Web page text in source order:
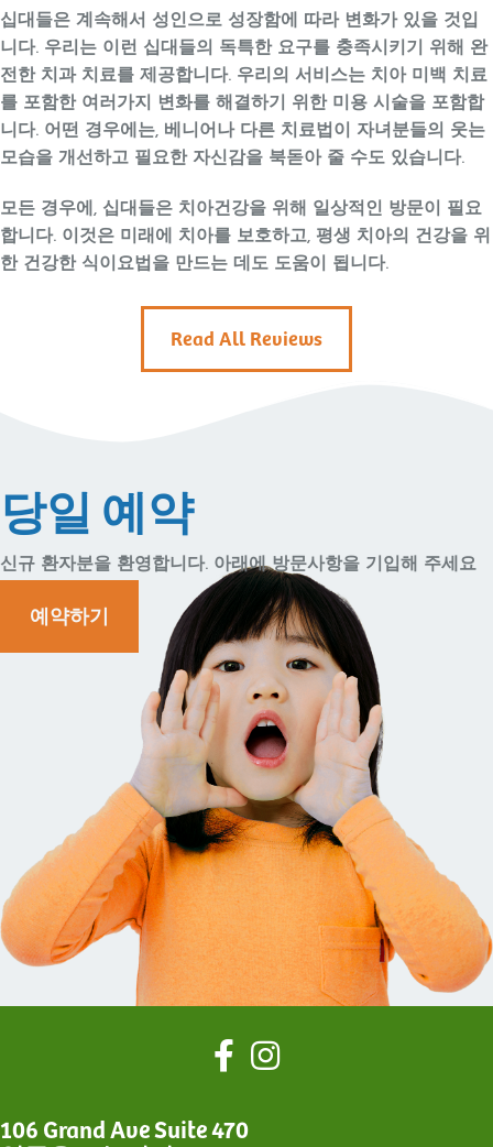
십대들은 계속해서 성인으로 성장함에 따라 변화가 있을 것입
니다. 우리는 이런 십대들의 독특한 요구를 충족시키기 위해 완
전한 치과 치료를 제공합니다. 우리의 서비스는 치아 미백 치료
를 포함한 여러가지 변화를 해결하기 위한 미용 시술을 포함합
니다. 어떤 경우에는, 베니어나 다른 치료법이 자녀분들의 웃는
모습을 개선하고 필요한 자신감을 북돋아 줄 수도 있습니다.
모든 경우에, 십대들은 치아건강을 위해 일상적인 방문이 필요
합니다. 이것은 미래에 치아를 보호하고, 평생 치아의 건강을 위
한 건강한 식이요법을 만드는 데도 도움이 됩니다.
Read All Reviews
당일 예약
신규 환자분을 환영합니다. 아래에 방문사항을 기입해 주세요
예약하기
106 Grand Ave Suite 470